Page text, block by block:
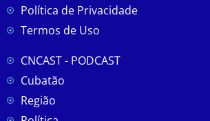
Política de Privacidade
Termos de Uso
CNCAST - PODCAST
Cubatão
Região